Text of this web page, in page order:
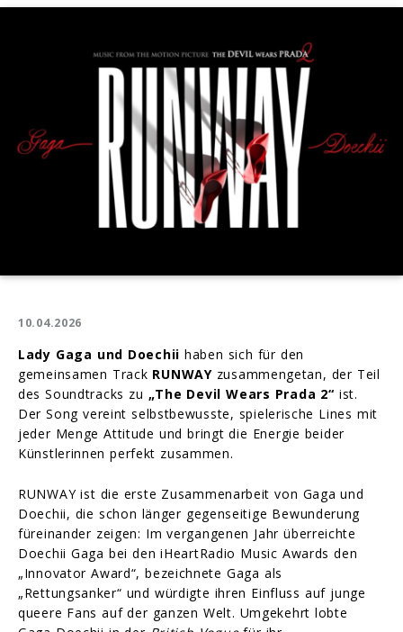
2“
10.04.2026
Lady Gaga und Doechii haben sich für den
gemeinsamen Track RUNWAYzusammengetan, der Teil
des Soundtracks zu „The Devil Wears Prada 2“ ist.
Der Song vereint selbstbewusste, spielerische Lines mit
jeder Menge Attitude und bringt die Energie beider
Künstlerinnen perfekt zusammen.
RUNWAY ist die erste Zusammenarbeit von Gaga und
Doechii, die schon länger gegenseitige Bewunderung
füreinander zeigen: Im vergangenen Jahr überreichte
Doechii Gaga bei den iHeartRadio Music Awards den
„Innovator Award“, bezeichnete Gaga als
„Rettungsanker“ und würdigte ihren Einfluss auf junge
queere Fans auf der ganzen Welt. Umgekehrt lobte